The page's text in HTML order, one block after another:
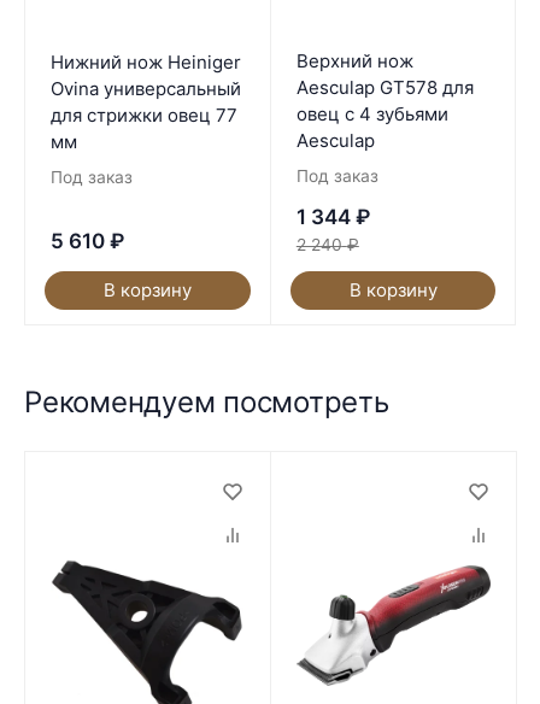
Нижний нож Heiniger
Ovina универсальный
для стрижки овец 77
мм
Под заказ
5 610 ₽
В корзину
Верхний нож
Aesculap GT578 для
овец с 4 зубьями
Aesculap
Под заказ
1 344 ₽
2 240 ₽
В корзину
Рекомендуем посмотреть